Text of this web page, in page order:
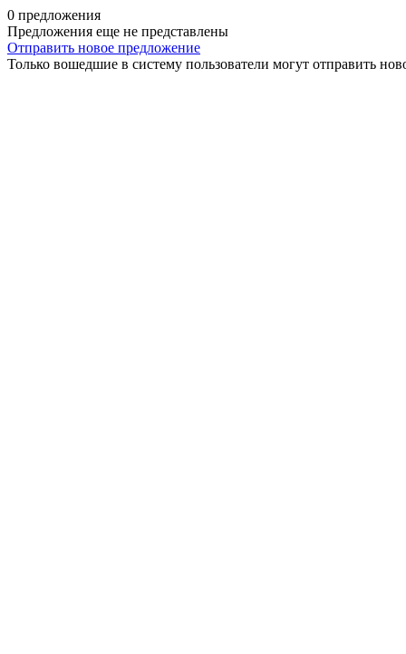
0 предложения
Предложения еще не представлены
Отправить новое предложение
Только вошедшие в систему пользователи могут отправить